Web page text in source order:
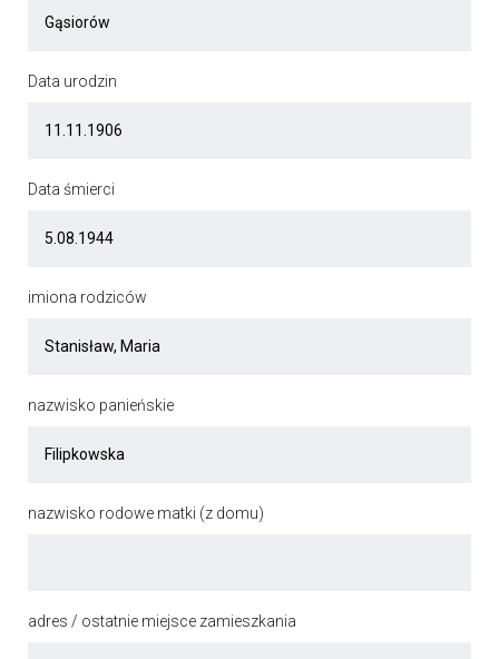
Data urodzin
Data śmierci
imiona rodziców
nazwisko panieńskie
nazwisko rodowe matki (z domu)
adres / ostatnie miejsce zamieszkania